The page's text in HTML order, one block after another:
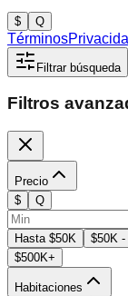
$ Q
Términos
Filtrar búsqueda
Filtros
Precio
$
Q
Hasta $50K $50K
$500K+
Habitaciones